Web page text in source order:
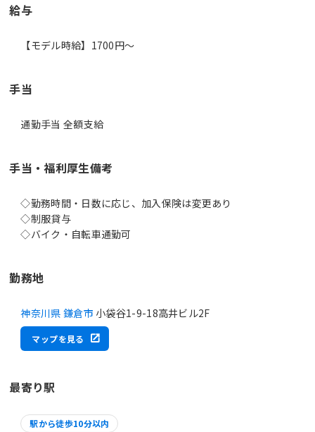
給与
【モデル時給】1700円〜
手当
通勤手当 全額支給
手当・福利厚生備考
◇勤務時間・日数に応じ、加入保険は変更あり
◇制服貸与
◇バイク・自転車通勤可
勤務地
神奈川県 鎌倉市 小袋谷1-9-18高井ビル2F
マップを見る
最寄り駅
駅から徒歩10分以内